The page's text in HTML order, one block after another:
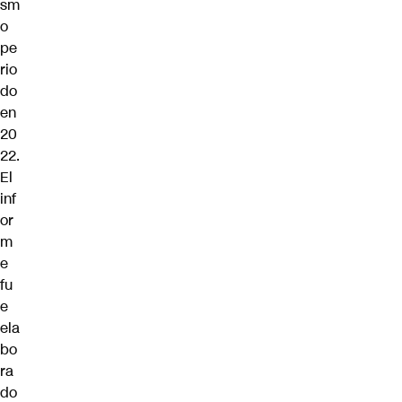
sm
o
pe
rio
do
en
20
22.
El
inf
or
m
e
fu
e
ela
bo
ra
do